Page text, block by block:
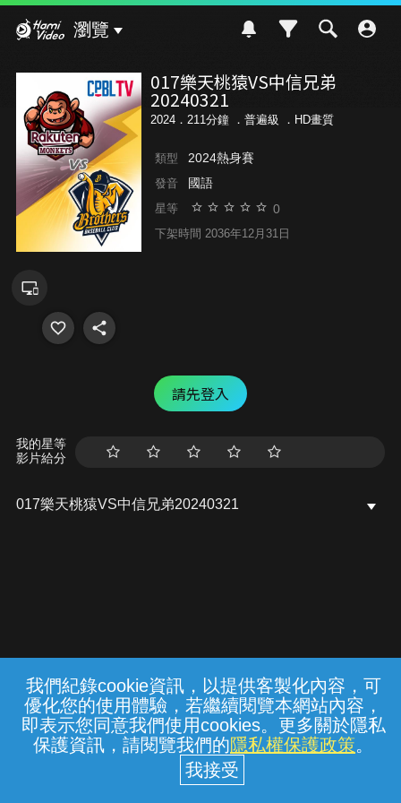
我們紀錄cookie資訊，以提供客製化內容，可
優化您的使用體驗，若繼續閱覽本網站內容，
即表示您同意我們使用cookies。更多關於隱私
保護資訊，請閱覽我們的隱私權保護政策。
瀏覽
017樂天桃猿VS中信兄弟
20240321
2024．211分鐘 ． 普遍級 ．HD畫質
類型 2024熱身賽
發音 國語
星等 0
下架時間 2036年12月31日
請先登入
我的星等
影片給分
017樂天桃猿VS中信兄弟20240321
常見問題 線上客服 服務條款 隱私權保護
中華電信股份有限公司個人家庭分公司
(統一編號：96979949) © 2026
{{notifyMsg}}